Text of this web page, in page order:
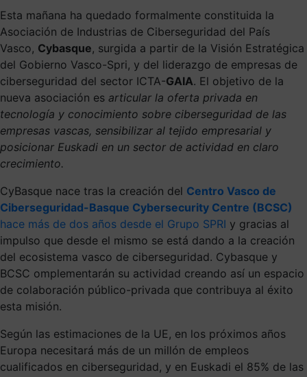
Esta mañana ha quedado formalmente constituida la
Asociación de Industrias de Ciberseguridad del País
Vasco, Cybasque, surgida a partir de la Visión Estratégica
del Gobierno Vasco-Spri, y del liderazgo de empresas de
ciberseguridad del sector ICTA-GAIA. El objetivo de la
nueva asociación es articular la oferta privada en
tecnología y conocimiento sobre ciberseguridad de las
empresas vascas, sensibilizar al tejido empresarial y
posicionar Euskadi en un sector de actividad en claro
crecimiento.
CyBasque nace tras la creación del Centro Vasco de
Ciberseguridad-Basque Cybersecurity Centre (BCSC)
hace más de dos años desde el Grupo SPRI y gracias al
impulso que desde el mismo se está dando a la creación
del ecosistema vasco de ciberseguridad. Cybasque y
BCSC omplementarán su actividad creando así un espacio
de colaboración público-privada que contribuya al éxito
esta misión.
Según las estimaciones de la UE, en los próximos años
Europa necesitará más de un millón de empleos
cualificados en ciberseguridad, y en Euskadi el 85% de las